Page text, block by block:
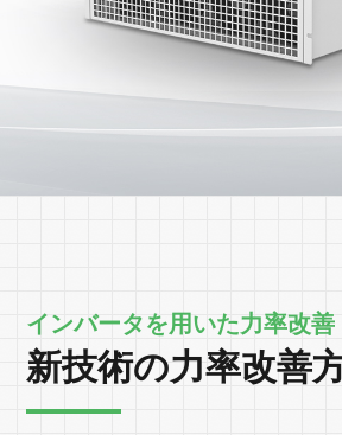
インバータを用いた力率改善
新技術の力率改善